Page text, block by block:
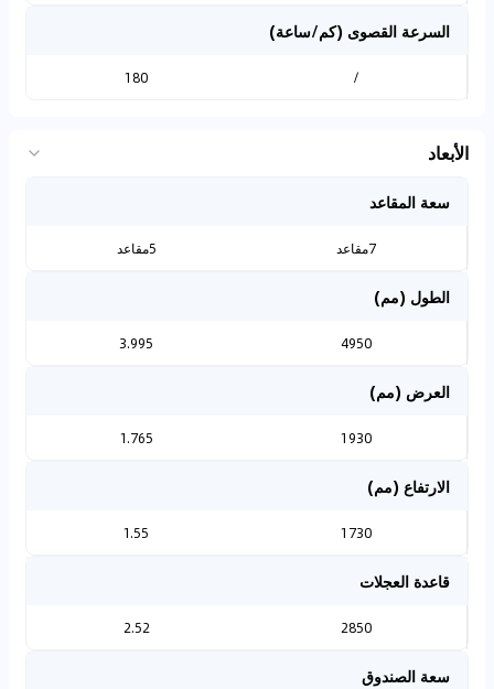
السرعة القصوى (كم/ساعة)
/
180
الأبعاد
سعة المقاعد
7مقاعد 5مقاعد
الطول (مم)
4950
3.995
العرض (مم)
1930
1.765
الارتفاع (مم)
1730
1.55
قاعدة العجلات
2850
2.52
سعة الصندوق